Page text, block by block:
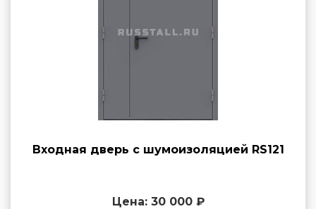
Входная дверь с шумоизоляцией RS121
Цена: 30 000 ₽